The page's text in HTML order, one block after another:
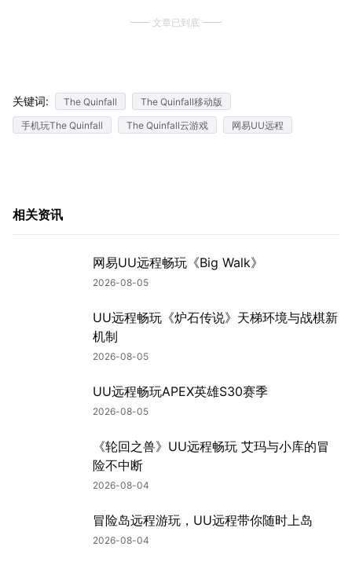
文章已到底
关键词: The Quinfall
The Quinfall移动版
手机玩The Quinfall
The Quinfall云游戏 网易UU远程
相关资讯
网易UU远程畅玩《Big Walk》
2026-08-05
UU远程畅玩《炉石传说》天梯环境与战棋新
机制
2026-08-05
UU远程畅玩APEX英雄S30赛季
2026-08-05
《轮回之兽》UU远程畅玩 艾玛与小库的冒
险不中断
2026-08-04
冒险岛远程游玩，UU远程带你随时上岛
2026-08-04